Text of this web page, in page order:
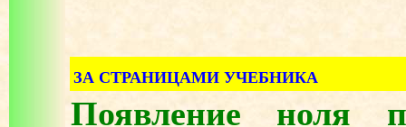
ЗА СТРАНИЦАМИ УЧЕБНИКА
Появление ноля